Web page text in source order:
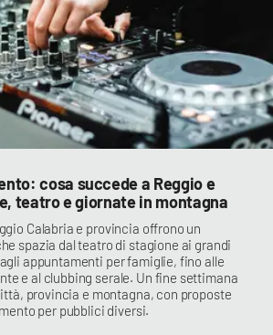
cosa succede a Reggio e
teatro e giornate in montagna
Calabria e provincia offrono un
spazia dal teatro di stagione ai grandi
appuntamenti per famiglie, fino alle
e al clubbing serale. Un fine settimana
provincia e montagna, con proposte
per pubblici diversi.